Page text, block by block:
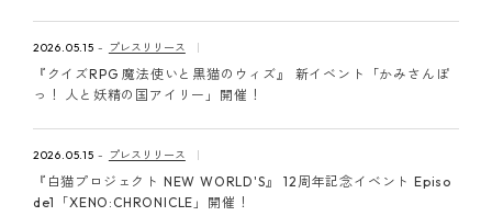
2026.05.15 プレスリリース
『クイズRPG 魔法使いと黒猫のウィズ』 新イベント「かみさんぽ
っ！ 人と妖精の国アイリー」開催！
2026.05.15 プレスリリース
『白猫プロジェクト NEW WORLD'S』 12周年記念イベント Episo
de1「XENO:CHRONICLE」開催！